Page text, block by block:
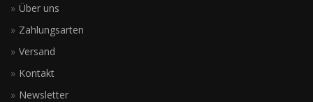
Über uns
Zahlungsarten
Versand
Kontakt
Newsletter